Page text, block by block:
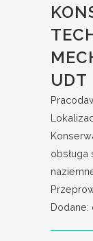
UDT
obsługa
Dodane: